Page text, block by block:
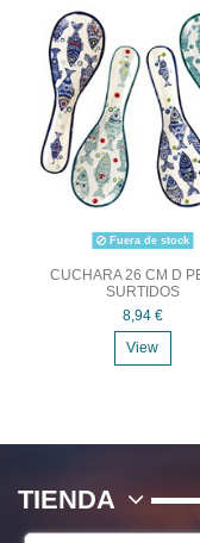
Fuera de stock
CUCHARA 26 CM D
SURTIDOS
8,94 €
View
TIENDA